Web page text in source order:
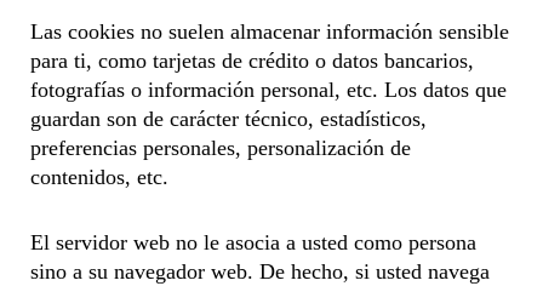
Las cookies no suelen almacenar información sensible
para ti, como tarjetas de crédito o datos bancarios,
fotografías o información personal, etc. Los datos que
guardan son de carácter técnico, estadísticos,
preferencias personales, personalización de
contenidos, etc.
El servidor web no le asocia a usted como persona
sino a su navegador web. De hecho, si usted navega